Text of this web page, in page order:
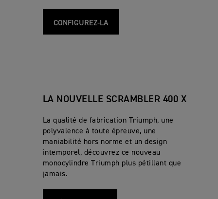
CONFIGUREZ-LA
LA NOUVELLE SCRAMBLER 400 X
La qualité de fabrication Triumph, une
polyvalence à toute épreuve, une
maniabilité hors norme et un design
intemporel, découvrez ce nouveau
monocylindre Triumph plus pétillant que
jamais.